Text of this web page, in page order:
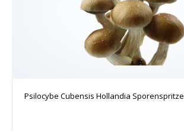
Psilocybe Cubensis Hollandia Sporenspritze